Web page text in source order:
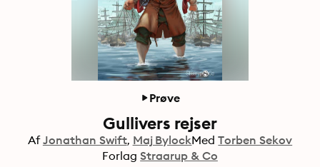
Prøve
Gullivers rejser
Af Jonathan Swift Maj BylockMed Torben Sekov
Forlag Straarup & Co